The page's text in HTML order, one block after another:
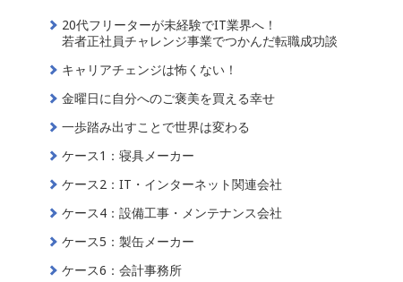
20代フリーターが未経験でIT業界へ！
若者正社員チャレンジ事業でつかんだ転職成功談
キャリアチェンジは怖くない！
金曜日に自分へのご褒美を買える幸せ
一歩踏み出すことで世界は変わる
ケース1：寝具メーカー
ケース2：IT・インターネット関連会社
ケース4：設備工事・メンテナンス会社
ケース5：製缶メーカー
ケース6：会計事務所